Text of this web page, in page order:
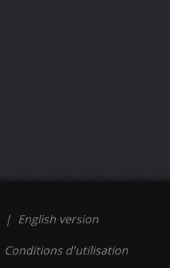
| English version
Conditions d'utilisation